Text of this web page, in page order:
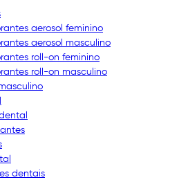
aerosol feminino
aerosol masculino
roll-on feminino
roll-on masculino
dentais